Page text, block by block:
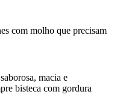
com molho que precisam
macia e
bisteca com gordura